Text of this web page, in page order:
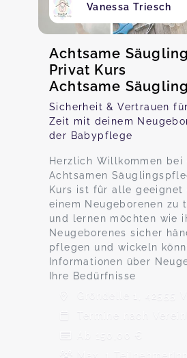
Vanessa Triesch
Achtsame
Privat Kurs
Achtsame
Sicherheit & Vertrauen
Zeit mit deinem
der Babypflege
Herzlich Willkommen bei
Achtsamen
Kurs ist fûr alle geeignet
einem Neugeborenen zu
und lernen möchten wie
Neugeborenes sicher
pflegen und wickeln
Informationen über
Ihre Bedürfnisse
Gröndelle 1, 42555
Termine nach
Ab 150,00 €
Max. 1